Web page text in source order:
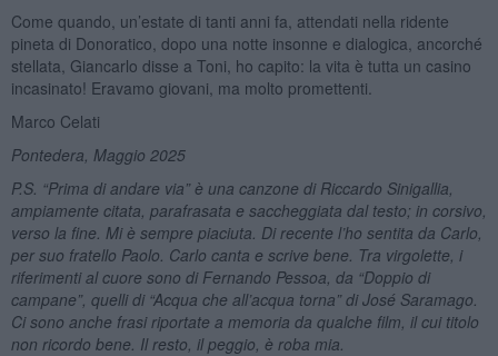
Come quando, un’estate di tanti anni fa, attendati nella ridente
pineta di Donoratico, dopo una notte insonne e dialogica, ancorché
stellata, Giancarlo disse a Toni, ho capito: la vita è tutta un casino
incasinato! Eravamo giovani, ma molto promettenti.
Marco Celati
Pontedera, Maggio 2025
P.S. “Prima di andare via” è una canzone di Riccardo Sinigallia,
ampiamente citata, parafrasata e saccheggiata dal testo; in corsivo,
verso la fine. Mi è sempre piaciuta. Di recente l’ho sentita da Carlo,
per suo fratello Paolo. Carlo canta e scrive bene. Tra virgolette, i
riferimenti al cuore sono di Fernando Pessoa, da “Doppio di
campane”, quelli di “Acqua che all’acqua torna”di José Saramago.
Ci sono anche frasi riportate a memoria da qualche film, il cui titolo
non ricordo bene. Il resto, il peggio, è roba mia.